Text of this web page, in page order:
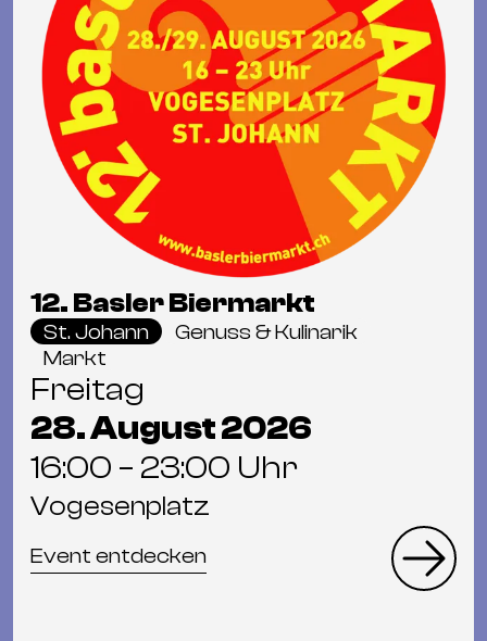
12. Basler Biermarkt
St. Johann
Genuss & Kulinarik
Markt
Freitag
28. August 2026
16:00 – 23:00 Uhr
Vogesenplatz
Event entdecken